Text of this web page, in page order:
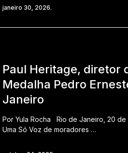
janeiro 30, 2026.
Paul Heritage, diretor
Medalha Pedro
Janeiro
Por Yula Rocha Rio de Janeiro, 20
Uma Só Voz de moradores …